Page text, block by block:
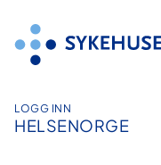
innhold
LOGG INN
HELSENORGE